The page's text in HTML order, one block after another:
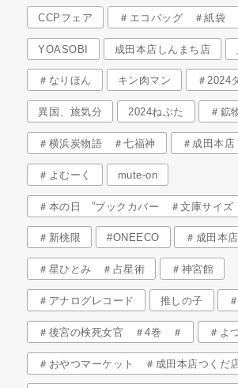
CCPフェア ＃エコバッグ ＃紙袋
YOASOBI 成田本店しんまち店
＃なりほん キン肉マン ＃2024
異国、旅気分 2024ねぶた ＃鉱
＃横浜炭物語 ＃七福神 ＃成田本店
＃よむーく mute-on
＃本の日 ”ブックカバー ＃文庫サイ
＃新桃限 #ONEECO ＃成田本
＃星ひとみ ＃占星術 ＃神宮館
＃アナログレコード 推しの子
＃後宮の検死女官 ＃4巻 ＃ ＃よ
＃おやつマーケット ＃成田本店つくだ